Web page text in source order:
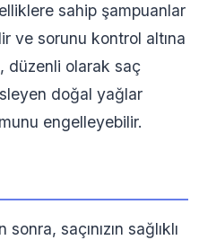
sahip şampuanlar
ve sorunu kontrol altına
düzenli olarak saç
doğal yağlar
engelleyebilir.
saçınızın sağlıklı